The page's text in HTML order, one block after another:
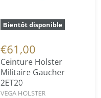
Bientôt disponible
€61,00
Ceinture Holster
Militaire Gaucher
2ET20
VEGA HOLSTER